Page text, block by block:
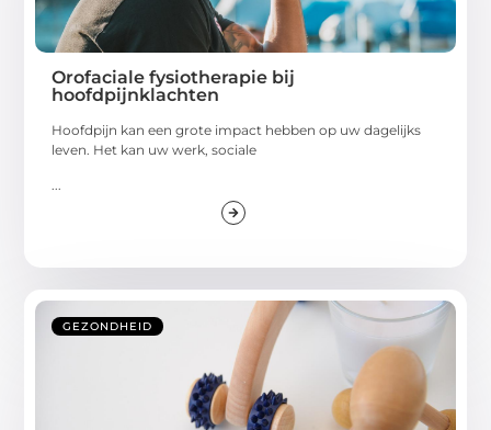
Orofaciale fysiotherapie bij
hoofdpijnklachten
Hoofdpijn kan een grote impact hebben op uw dagelijks
leven. Het kan uw werk, sociale
...
GEZONDHEID